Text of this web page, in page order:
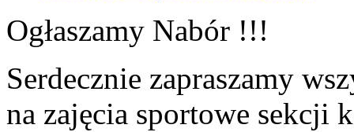
Ogłaszamy Nabór !!!
Serdecznie zapraszamy
na zajęcia sportowe sekcji